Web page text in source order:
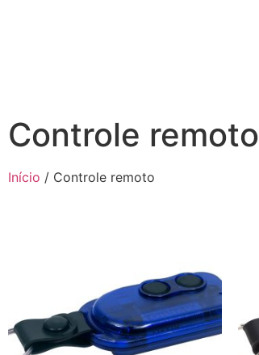
Controle remoto
Início / Controle remoto